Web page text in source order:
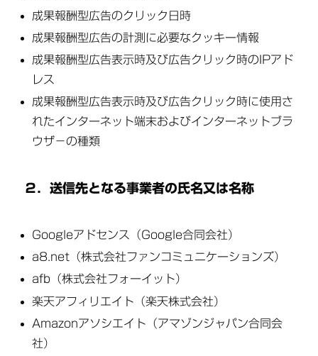
成果報酬型広告のクリック日時
成果報酬型広告の計測に必要なクッキー情報
成果報酬型広告表示時及び広告クリック時のIPアド
レス
成果報酬型広告表示時及び広告クリック時に使用さ
れたインターネット端末およびインターネットブラ
ウザ－の種類
２．送信先となる事業者の氏名又は名称
Googleアドセンス（Google合同会社）
a8.net（株式会社ファンコミュニケーションズ）
afb（株式会社フォーイット）
楽天アフィリエイト（楽天株式会社）
Amazonアソシエイト（アマゾンジャパン合同会
社）